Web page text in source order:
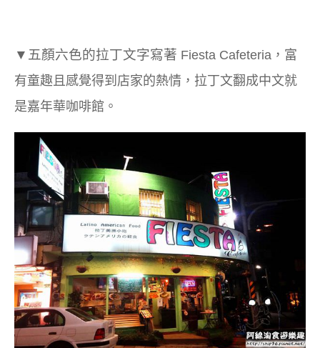
▼ 五顏六色的拉丁文字寫著 Fiesta Cafeteria，富
有童趣且感覺得到店家的熱情，拉丁文翻成中文就
是嘉年華咖啡館。